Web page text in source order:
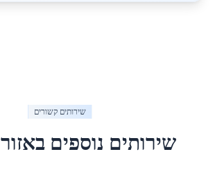
שירותים קשורים
שירותים נוספים באזור